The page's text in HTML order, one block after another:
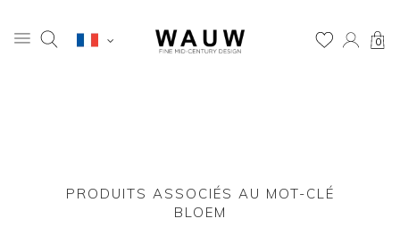
0
PRODUITS ASSOCIÉS AU MOT-CLÉ
BLOEM